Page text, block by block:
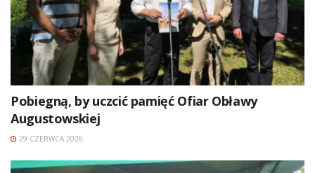
Pobiegną, by uczcić pamięć Ofiar Obławy
Augustowskiej
29 CZERWCA 2026